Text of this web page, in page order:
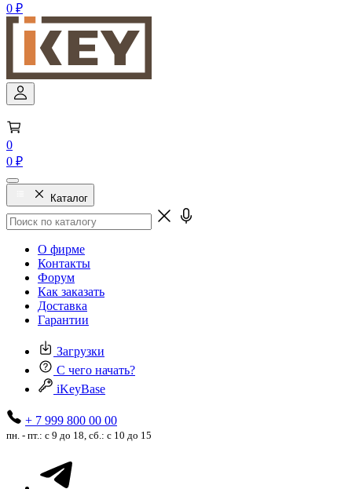
0 ₽
0
0 ₽
Каталог
О фирме
Контакты
Форум
Как заказать
Доставка
Гарантии
Загрузки
С чего начать?
iKeyBase
+ 7 999 800 00 00
пн. - пт.: с 9 до 18, сб.: с 10 до 15